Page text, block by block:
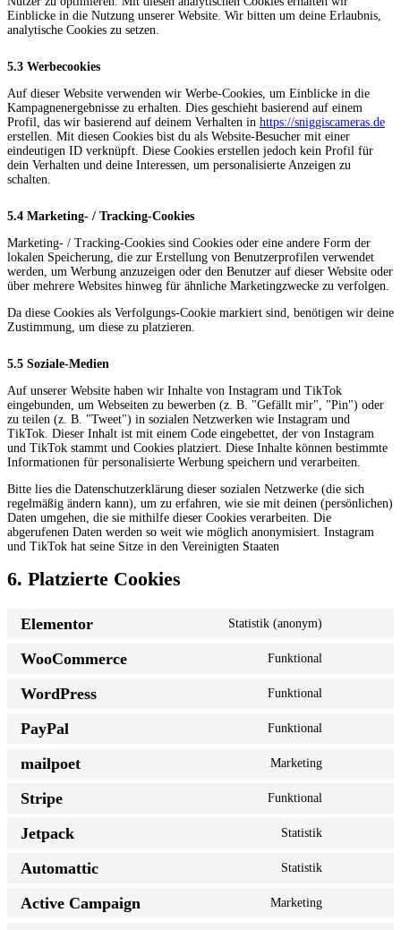
Einblicke in die Nutzung unserer Website. Wir bitten um deine Erlaubnis,
analytische Cookies zu setzen.
5.3 Werbecookies
Auf dieser Website verwenden wir Werbe-Cookies, um Einblicke in die
Kampagnenergebnisse zu erhalten. Dies geschieht basierend auf einem
Profil, das wir basierend auf deinem Verhalten in https://sniggiscameras.de
erstellen. Mit diesen Cookies bist du als Website-Besucher mit einer
eindeutigen ID verknüpft. Diese Cookies erstellen jedoch kein Profil für
dein Verhalten und deine Interessen, um personalisierte Anzeigen zu
schalten.
5.4 Marketing- / Tracking-Cookies
Marketing- / Tracking-Cookies sind Cookies oder eine andere Form der
lokalen Speicherung, die zur Erstellung von Benutzerprofilen verwendet
werden, um Werbung anzuzeigen oder den Benutzer auf dieser Website oder
über mehrere Websites hinweg für ähnliche Marketingzwecke zu verfolgen.
Da diese Cookies als Verfolgungs-Cookie markiert sind, benötigen wir deine
Zustimmung, um diese zu platzieren.
5.5 Soziale-Medien
Auf unserer Website haben wir Inhalte von Instagram und TikTok
eingebunden, um Webseiten zu bewerben (z. B. "Gefällt mir", "Pin") oder
zu teilen (z. B. "Tweet") in sozialen Netzwerken wie Instagram und
TikTok. Dieser Inhalt ist mit einem Code eingebettet, der von Instagram
und TikTok stammt und Cookies platziert. Diese Inhalte können bestimmte
Informationen für personalisierte Werbung speichern und verarbeiten.
Bitte lies die Datenschutzerklärung dieser sozialen Netzwerke (die sich
regelmäßig ändern kann), um zu erfahren, wie sie mit deinen (persönlichen)
Daten umgehen, die sie mithilfe dieser Cookies verarbeiten. Die
abgerufenen Daten werden so weit wie möglich anonymisiert. Instagram
und TikTok hat seine Sitze in den Vereinigten Staaten
6. Platzierte Cookies
Elementor Statistik (anonym)
WooCommerce Funktional
WordPress Funktional
PayPal Funktional
mailpoet Marketing
Stripe Funktional
Jetpack Statistik
Automattic Statistik
Active Campaign Marketing